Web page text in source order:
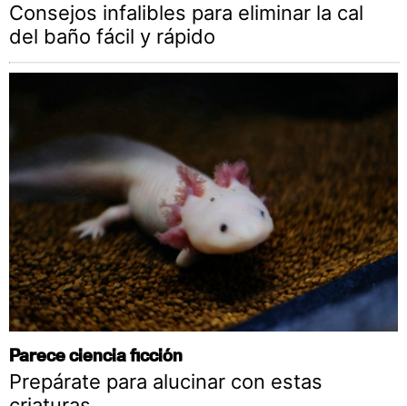
Consejos infalibles para eliminar la cal
del baño fácil y rápido
Parece ciencia ficción
Prepárate para alucinar con estas